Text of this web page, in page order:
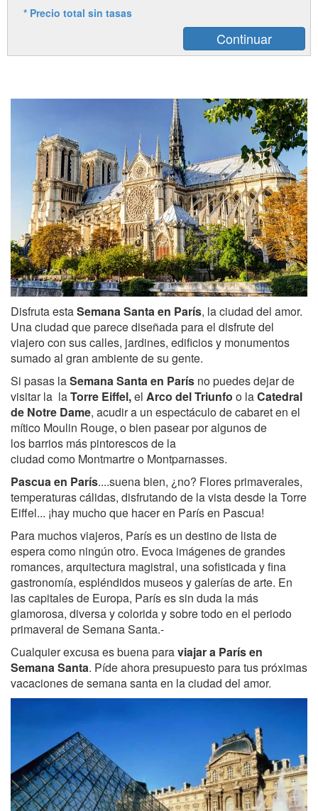
* Precio total sin tasas
Disfruta estaSemana Santa en París, la ciudad del amor.
Una ciudad queparece diseñada para el disfrute del
viajero con sus calles, jardines, edificios y monumentos
sumado al gran ambiente de su gente.
Si pasas laSemana Santa en París no puedes dejar de
visitar la laTorre Eiffel,el Arco del Triunfo o laCatedral
de Notre Dame, acudir a un espectáculo de cabaret en el
mítico Moulin Rouge, o bien pasear por algunos de
los barrios más pintorescos de la
ciudad como Montmartre o Montparnasses.
Pascua en París....suena bien, ¿no? Flores primaverales,
temperaturas cálidas, disfrutando de la vista desde la Torre
Eiffel... ¡hay mucho que hacer en París en Pascua!
Para muchos viajeros, París es un destino de lista de
espera como ningún otro. Evoca imágenes de grandes
romances, arquitectura magistral, una sofisticada y fina
gastronomía, espléndidos museos y galerías de arte. En
las capitales de Europa, París es sin duda la más
glamorosa, diversa y colorida y sobre todo en el periodo
primaveral de Semana Santa.-
Cualquier excusa es buena paraviajar a París en
Semana Santa. Píde ahora presupuesto para tus próximas
vacaciones de semana santa en la ciudad del amor.